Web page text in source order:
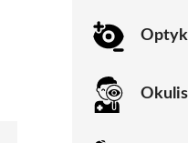
Optyk